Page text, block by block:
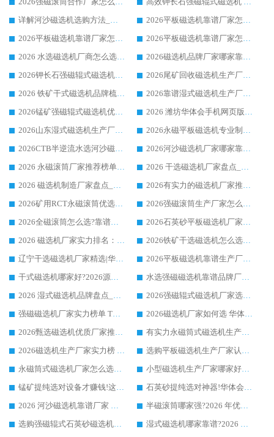
详解河沙磁选机选购方法_除铁器品牌及华体会手机网页版-华体会(中国) 企业解析
2026平板磁选机靠谱厂家怎么选？华体会手机网页版-华体会(中国) 凭硬实力甄选合作品牌
2026平板磁选机靠谱厂家怎么选？华体会手机网页版-华体会(中国) 凭硬实力甄选合作品牌
2026平板磁选机靠谱厂家怎么选？华体会手机网页版-华体会(中国) 凭硬实力甄选合作品牌
2026 水选磁选机厂商怎么选 潍坊华体会手机网页版-华体会(中国) 技术实力强
2026磁选机品牌厂家哪家靠谱?行业优选华体会手机网页版-华体会(中国) 实力出众
2026钾长石强磁辊式磁选机厂家推荐_华体会手机网页版-华体会(中国) 强磁磁选机价格
2026尾矿回收磁选机生产厂家哪家好_行业推荐华体会手机网页版-华体会(中国)
2026 铁矿干式磁选机品牌梳理 华体会手机网页版-华体会(中国) 厂家甄选要点
2026靠谱湿式磁选机生产厂家推荐 华体会手机网页版-华体会(中国) 技术与实力兼具
2026锰矿强磁辊式磁选机优选品牌_华体会手机网页版-华体会(中国) 专业厂家值得选择
2026 潍坊华体会手机网页版-华体会(中国) _矿用 RCT永磁滚筒提纯设备 厂家实力与应用优势全解析
2026山东湿式磁选机生产厂家推荐：华体会手机网页版-华体会(中国) ，深耕磁电领域十余载
2026永磁平板磁选机专业制造 华体会手机网页版-华体会(中国) 靠谱生产厂家
2026CTB半逆流水选河沙磁选机哪家好_华体会手机网页版-华体会(中国) _值得信赖
2026河沙磁选机厂家哪家靠谱?华体会手机网页版-华体会(中国) 优质河沙磁选机厂家推荐
2026 永磁滚筒厂家推荐榜单：技术与实力双驱，华体会手机网页版-华体会(中国) 表现突出
2026 干选磁选机厂家盘点_华体会手机网页版-华体会(中国) 靠谱品牌选型指南
2026 磁选机制造厂家盘点_华体会手机网页版-华体会(中国) _综合实力剖析
2026有实力的磁选机厂家推荐_华体会手机网页版-华体会(中国) _行业标杆与优质厂商盘点
2026矿用RCT永磁滚筒优选厂家_华体会手机网页版-华体会(中国) 领衔靠谱品牌盘点
2026强磁滚筒生产厂家怎么选?行业口碑推荐华体会手机网页版-华体会(中国)
2026全磁滚筒怎么选?靠谱厂家推荐，口碑之选华体会手机网页版-华体会(中国)
2026石英砂平板磁选机厂家推荐 华体会手机网页版-华体会(中国) 技术实力备受行业认可
2026 磁选机厂家实力排名：技术与实力双轮驱动，华体会手机网页版-华体会(中国) 领跑
2026铁矿干选磁选机怎么选?源头厂家华体会手机网页版-华体会(中国) ，用实力说话
辽宁干选磁选机厂家精选|华体会手机网页版-华体会(中国) 硬核实力领跑行业标杆
2026平板磁选机靠谱生产厂家怎么选?行业标杆华体会手机网页版-华体会(中国) ，凭硬实力脱颖而出
干式磁选机哪家好?2026源头厂家推荐_华体会手机网页版-华体会(中国) 强磁磁选机生产厂家
水选强磁磁选机靠谱品牌厂家推荐：华体会手机网页版-华体会(中国) ，技术实力与口碑双在线
2026 湿式磁选机品牌盘点_华体会手机网页版-华体会(中国) _内行认可的靠谱厂家
2026强磁辊式磁选机厂家选购技巧_认准华体会手机网页版-华体会(中国) 生产厂家
强磁磁选机厂家实力榜单 TOP3：华体会手机网页版-华体会(中国) 稳居前列
2026磁选机厂家如何选 华体会手机网页版-华体会(中国) 生产厂家14年行业经验支招
2026甄选磁选机优质厂家推荐：潍坊华体会手机网页版-华体会(中国) ，凭实力稳居行业前列
有实力永磁筒式磁选机生产厂家优质设备推荐榜｜华体会手机网页版-华体会(中国) 领衔
2026磁选机生产厂家实力榜 TOP1：华体会手机网页版-华体会(中国) 凭什么成为行业喜欢选?
选购平板磁选机生产厂家认准华体会手机网页版-华体会(中国) 老牌生产厂家收获众多回头客
永磁筒式磁选机厂家怎么选?14 年老厂华体会手机网页版-华体会(中国) 凭实力出圈，这 5 大优势太圈粉
小型磁选机生产厂家哪家好?2026 年实测推荐，华体会手机网页版-华体会(中国) 十年口碑厂值得闭眼入
锰矿提纯选对设备才赚钱!这家临朐厂家的强磁辊磁选机凭啥成行业标杆?
石英砂提纯选对神器!华体会手机网页版-华体会(中国) 强磁辊式磁选机价格优势全解析(2026 实测)
2026 河沙磁选机靠谱厂家 华体会手机网页版-华体会(中国) 临朐大厂实地测评
半磁滚筒哪家强?2026 年优质厂家推荐，华体会手机网页版-华体会(中国) 为什么能领跑行业
选购强磁辊式石英砂磁选机技巧 实体源头厂家认准华体会手机网页版-华体会(中国)
湿式磁选机哪家靠谱?2026 实测推荐，潍坊华体会手机网页版-华体会(中国) 凭实力稳居榜首